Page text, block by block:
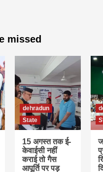
missed
dehradun
State
15 अगस्त तक ई-
केवाईसी नहीं
कराई तो गैस
आपूर्ति पर पड़